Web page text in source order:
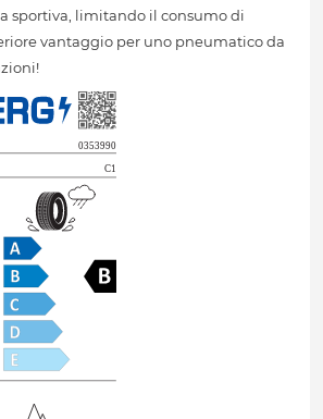
sportiva, limitando il consumo di
vantaggio per uno pneumatico da